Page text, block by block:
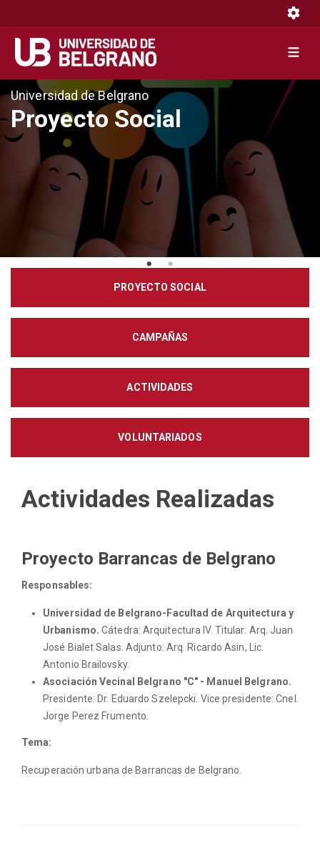
contenido
principal
Universidad de Belgrano
Proyecto Social
PROYECTO SOCIAL
CAMPAÑAS
ACTIVIDADES
VOLUNTARIADOS
Actividades Realizadas
Proyecto Barrancas de Belgrano
Responsables:
Universidad de Belgrano-Facultad de Arquitectura y
Urbanismo. Cátedra: Arquitectura IV. Titular: Arq. Juan
José Bialet Salas. Adjunto: Arq. Ricardo Asin, Lic.
Antonio Brailovsky.
Asociación Vecinal Belgrano "C" - Manuel Belgrano.
Presidente: Dr. Eduardo Szelepcki. Vice presidente: Cnel.
Jorge Perez Frumento.
Tema:
Recuperación urbana de Barrancas de Belgrano.